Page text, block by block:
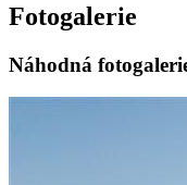
Fotogalerie
Náhodná